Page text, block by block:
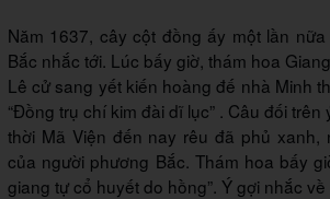
Năm 1637, cây cột đồng ấy một lần
Bắc nhắc tới. Lúc bấy giờ, thám hoa
Lê cử sang yết kiến hoàng đế nhà Minh
“Đồng trụ chí kim đài dĩ lục” . Câu đối
thời Mã Viện đến nay rêu đã phủ xanh,
của người phương Bắc. Thám hoa bấy
giang tự cổ huyết do hồng”. Ý gợi nhắc